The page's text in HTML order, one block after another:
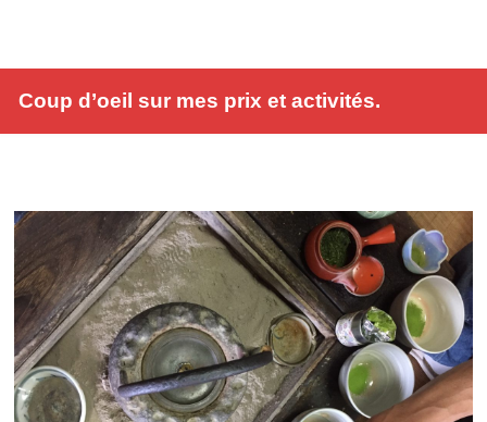
Coup d’oeil sur mes prix et activités.